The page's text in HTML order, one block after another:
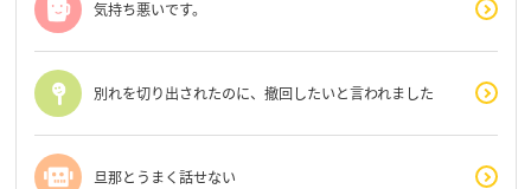
気持ち悪いです。
別れを切り出されたのに、撤回したいと言われました
旦那とうまく話せない